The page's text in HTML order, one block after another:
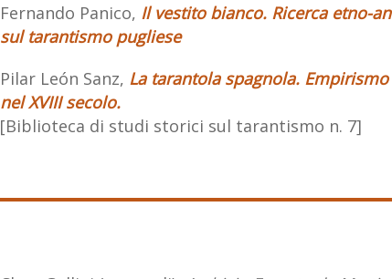
Fernando Panico, Il vestito bianco. Ricerca etno-
sul tarantismo pugliese
Pilar León Sanz, La tarantola spagnola.
nel XVIII secolo.
[Biblioteca di studi storici sul tarantismo n. 7]